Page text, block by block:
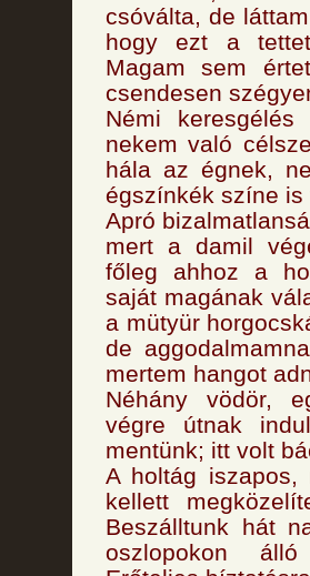
csóválta, de
hogy ezt a tettet
Magam sem
csendesen
Némi
nekem való
hála az égnek,
égszínkék színe is
Apró
mert a damil
főleg ahhoz a
saját magának
a mütyür
de
mertem hangot
Néhány vödör,
végre útnak
mentünk; itt volt
A holtág iszapos,
kellett
Beszálltunk hát
oszlopokon álló